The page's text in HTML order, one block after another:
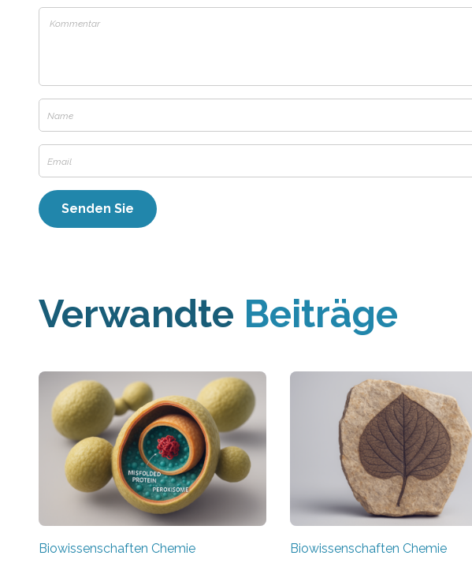
Verwandte Beiträge
Biowissenschaften Chemie Biowissenschaften Chemie